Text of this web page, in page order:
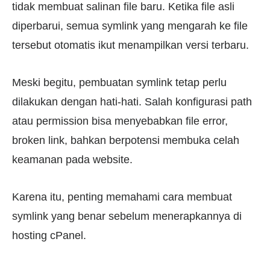
tidak membuat salinan file baru. Ketika file asli
diperbarui, semua symlink yang mengarah ke file
tersebut otomatis ikut menampilkan versi terbaru.
Meski begitu, pembuatan symlink tetap perlu
dilakukan dengan hati-hati. Salah konfigurasi path
atau permission bisa menyebabkan file error,
broken link, bahkan berpotensi membuka celah
keamanan pada website.
Karena itu, penting memahami cara membuat
symlink yang benar sebelum menerapkannya di
hosting cPanel.